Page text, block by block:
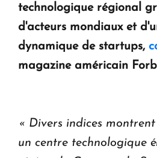
KASA : 30 ans d'audace, de
en Arménie
Le premier hôtel Hyatt
technologique régional
d'acteurs mondiaux et
dynamique de startups,
magazine américain
« Divers indices
un centre technologique